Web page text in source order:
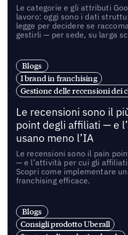
Le categorie e gli attributi
lavoro: oggi sono i dati
legge per decidere se
gestirli — per sede, su larga
Blogs
I brand in franchising
Gestione delle recensioni dei
Le recensioni sono il
point degli affiliati — e
usano meno l’IA
Le recensioni sono il pain
— e l’attività per cui gli affiliati
Scopri come implementare
franchising efficace.
Blogs
Consigli prodotto Uberall